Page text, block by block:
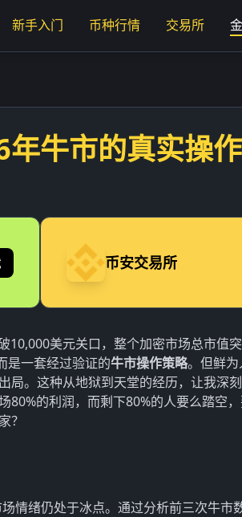
新手入门 币种行情 交易所
牛市的真实操
币安交易所
10,000美元关口，整个加密市场总市值
一套经过验证的牛市操作策略。但鲜为
局。这种从地狱到天堂的经历，让我深
的利润，而剩下80%的人要么踏空
？
情绪仍处于冰点。通过分析前三次牛市